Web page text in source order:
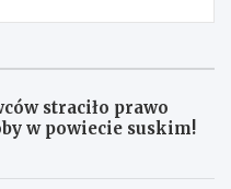
straciło prawo
w powiecie suskim!